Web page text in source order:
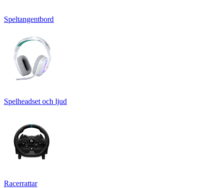
Speltangentbord
Spelheadset och ljud
Racerrattar